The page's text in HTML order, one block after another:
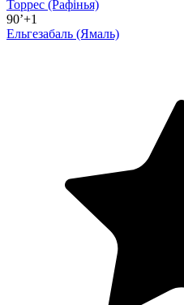
Торрес (Рафінья)
90’+1
Ельгезабаль (Ямаль)